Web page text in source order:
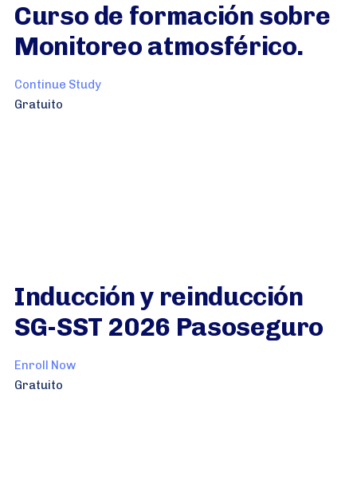
Curso de formación sobre
Monitoreo atmosférico.
Continue Study
Gratuito
Inducción y reinducción
SG-SST 2026 Pasoseguro
Enroll Now
Gratuito